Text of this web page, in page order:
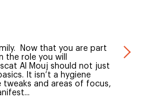
Now that you are part
the role you will
Al Mouj should not just
It isn’t a hygiene
and areas of focus,